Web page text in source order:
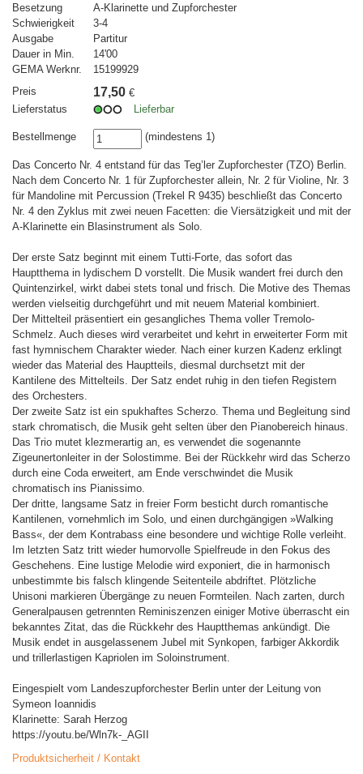
Besetzung
A-Klarinette und Zupforchester
Schwierigkeit
3-4
Ausgabe
Partitur
Dauer in Min.
14'00
GEMA Werknr.
15199929
Preis
17,50 €
Lieferstatus
Lieferbar
Bestellmenge (mindestens 1)
Das Concerto Nr. 4 entstand für das Teg’ler Zupforchester (TZO) Berlin.
Nach dem Concerto Nr. 1 für Zupforchester allein, Nr. 2 für Violine, Nr. 3
für Mandoline mit Percussion (Trekel R 9435) beschließt das Concerto
Nr. 4 den Zyklus mit zwei neuen Facetten: die Viersätzigkeit und mit der
A-Klarinette ein Blasinstrument als Solo.
Der erste Satz beginnt mit einem Tutti-Forte, das sofort das
Hauptthema in lydischem D vorstellt. Die Musik wandert frei durch den
Quintenzirkel, wirkt dabei stets tonal und frisch. Die Motive des Themas
werden vielseitig durchgeführt und mit neuem Material kombiniert.
Der Mittelteil präsentiert ein gesangliches Thema voller Tremolo-
Schmelz. Auch dieses wird verarbeitet und kehrt in erweiterter Form mit
fast hymnischem Charakter wieder. Nach einer kurzen Kadenz erklingt
wieder das Material des Hauptteils, diesmal durchsetzt mit der
Kantilene des Mittelteils. Der Satz endet ruhig in den tiefen Registern
des Orchesters.
Der zweite Satz ist ein spukhaftes Scherzo. Thema und Begleitung sind
stark chromatisch, die Musik geht selten über den Pianobereich hinaus.
Das Trio mutet klezmerartig an, es verwendet die sogenannte
Zigeunertonleiter in der Solostimme. Bei der Rückkehr wird das Scherzo
durch eine Coda erweitert, am Ende verschwindet die Musik
chromatisch ins Pianissimo.
Der dritte, langsame Satz in freier Form besticht durch romantische
Kantilenen, vornehmlich im Solo, und einen durchgängigen »Walking
Bass«, der dem Kontrabass eine besondere und wichtige Rolle verleiht.
Im letzten Satz tritt wieder humorvolle Spielfreude in den Fokus des
Geschehens. Eine lustige Melodie wird exponiert, die in harmonisch
unbestimmte bis falsch klingende Seitenteile abdriftet. Plötzliche
Unisoni markieren Übergänge zu neuen Formteilen. Nach zarten, durch
Generalpausen getrennten Reminiszenzen einiger Motive überrascht ein
bekanntes Zitat, das die Rückkehr des Hauptthemas ankündigt. Die
Musik endet in ausgelassenem Jubel mit Synkopen, farbiger Akkordik
und trillerlastigen Kapriolen im Soloinstrument.
Eingespielt vom Landeszupforchester Berlin unter der Leitung von
Symeon Ioannidis
Klarinette: Sarah Herzog
https://youtu.be/Wln7k-_AGII
Produktsicherheit / Kontakt